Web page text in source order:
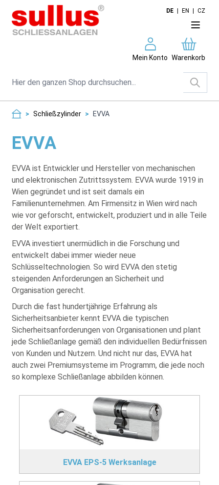
Direkt zum Inhalt
DE EN CZ
Mein Konto Warenkorb
Suche
> Schließzylinder > EVVA
EVVA
EVVA ist Entwickler und Hersteller von mechanischen
und elektronischen Zutrittssystem. EVVA wurde 1919 in
Wien gegründet und ist seit damals ein
Familienunternehmen. Am Firmensitz in Wien wird nach
wie vor geforscht, entwickelt, produziert und in alle Teile
der Welt exportiert.
EVVA investiert unermüdlich in die Forschung und
entwickelt dabei immer wieder neue
Schlüsseltechnologien. So wird EVVA den stetig
steigenden Anforderungen an Sicherheit und
Organisation gerecht.
Durch die fast hundertjährige Erfahrung als
Sicherheitsanbieter kennt EVVA die typischen
Sicherheitsanforderungen von Organisationen und plant
jede Schließanlage gemäß den individuellen Bedürfnissen
von Kunden und Nutzern. Und nicht nur das, EVVA hat
auch zwei Premiumsysteme im Programm, die jede noch
so komplexe Schließanlage abbilden können.
EVVA EPS-5 Werksanlage